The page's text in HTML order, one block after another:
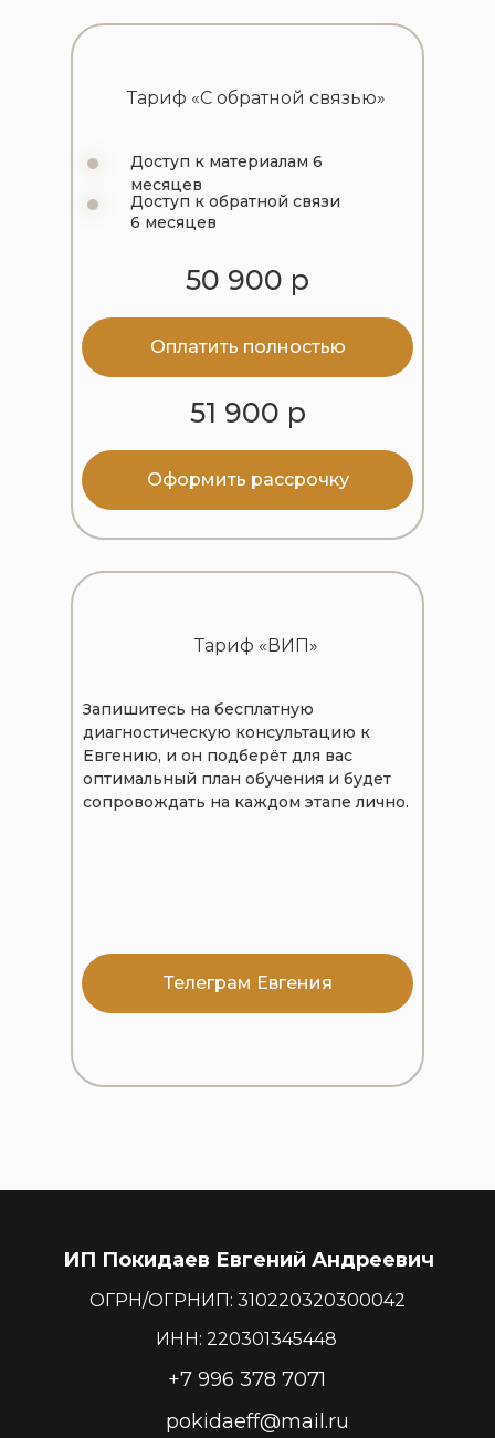
Доступ к обратной связи
6 месяцев
Доступ к материалам 6
месяцев
Тариф «С обратной связью»
Оплатить полностью
51 900 р
50 900 р
Оформить рассрочку
Тариф «ВИП»
Запишитесь на бесплатную
диагностическую консультацию к
Евгению, и он подберёт для вас
оптимальный план обучения и будет
сопровождать на каждом этапе лично.
Телеграм Евгения
ИП Покидаев Евгений Андреевич
ОГРН/ОГРНИП: 310220320300042
ИНН: 220301345448
+7 996 378 7071
pokidaeff@mail.ru